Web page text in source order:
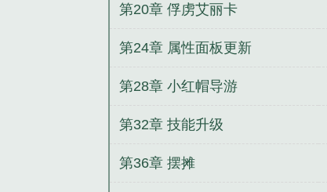
第20章 俘虏艾丽卡
第24章 属性面板更新
第28章 小红帽导游
第32章 技能升级
第36章 摆摊